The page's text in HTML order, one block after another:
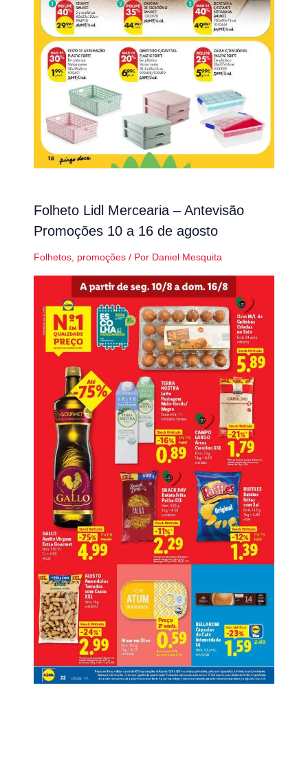
Folheto Lidl Mercearia – Antevisão
Promoções 10 a 16 de agosto
Folhetos, promoções/ Por Daniel Mesquita